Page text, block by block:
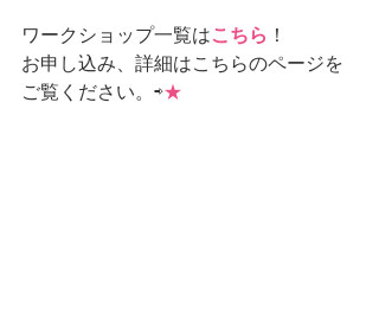
ワークショップ一覧はこちら ！
お申し込み、詳細はこちらのページを
ご覧ください。⇨★